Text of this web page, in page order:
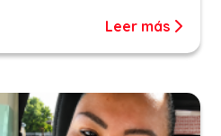
Leer más